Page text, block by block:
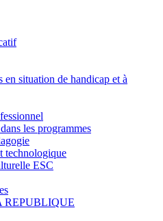
en situation de handicap et à
les programmes
technologique
ESC
REPUBLIQUE